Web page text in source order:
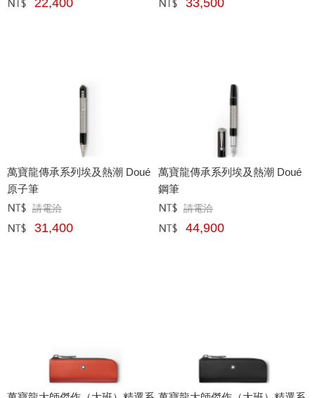
網購﹕ 22,400 網購﹕ 33,500
萬寶龍傳承系列埃及熱潮 Doué
原子筆
定價﹕請電洽
網購﹕ 31,400
萬寶龍傳承系列埃及熱潮 Doué
鋼筆
定價﹕ 請電洽
網購﹕ 44,900